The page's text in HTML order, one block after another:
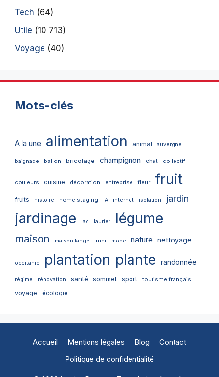
Tech (64)
Utile (10 713)
Voyage (40)
Mots-clés
A la une alimentation animal auvergne
baignade ballon bricolage champignon chat collectif
couleurs cuisine décoration entreprise fleur fruit
fruits histoire home staging IA internet isolation jardin
jardinage lac laurier légume
maison maison langel mer mode nature nettoyage
occitanie plantation plante randonnée
régime rénovation santé sommet sport tourisme français
voyage écologie
Accueil Mentions légales Blog
Contact
Politique de confidentialité